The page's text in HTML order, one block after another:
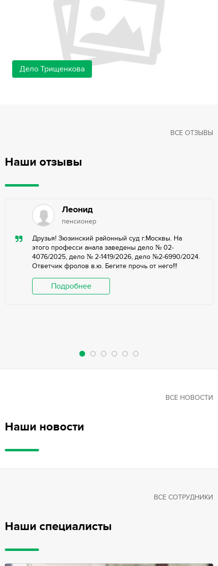
Дело Трищенкова
Наши отзывы
ВСЕ ОТЗЫВЫ
Леонид
пенсионер
Друзья! Зюзинский районный суд г.Москвы. На
этого професси анала заведены дело № 02-
4076/2025, дело № 2-1419/2026, дело №2-6990/2024.
Ответчик фролов в.ю. Бегите прочь от него!!!
Подробнее
Наши новости
ВСЕ НОВОСТИ
Наши специалисты
ВСЕ СОТРУДНИКИ